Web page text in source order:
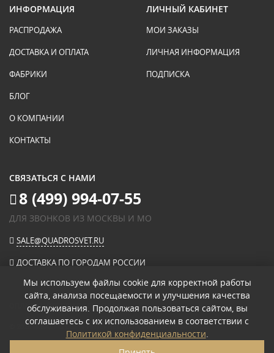
ИНФОРМАЦИЯ
РАСПРОДАЖА
ДОСТАВКА И ОПЛАТА
ФАБРИКИ
БЛОГ
О КОМПАНИИ
КОНТАКТЫ
ЛИЧНЫЙ КАБИНЕТ
МОИ ЗАКАЗЫ
ЛИЧНАЯ ИНФОРМАЦИЯ
ПОДПИСКА
СВЯЗАТЬСЯ С НАМИ
8 (499) 994-07-55
ДЛЯ ЗВОНКОВ ИЗ МОСКВЫ И МО
SALE@QUADROSVET.RU
ДОСТАВКА ПО ГОРОДАМ РОССИИ
ОПЛАЧИВАЙТЕ ПРИ ПОЛУЧЕНИИ
© 2026«КВАДРО СВЕТ» ИНТЕРНЕТ-МАГАЗИН СВЕТИЛЬНИКОВ.
ПОЛИТИКА КОНФИДЕНЦИАЛЬНОСТИ
Мы используем файлы cookie для корректной работы
сайта, анализа посещаемости и улучшения качества
обслуживания. Продолжая пользоваться сайтом, вы
соглашаетесь с их использованием в соответствии с
Политикой конфиденциальности.